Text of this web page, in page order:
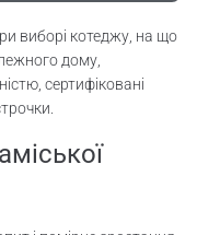
виборі котеджу, на що
дому,
сертифіковані